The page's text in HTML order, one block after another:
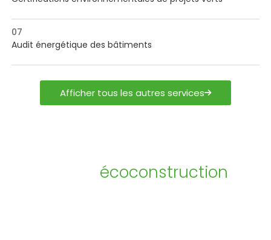
07
Audit énergétique des bâtiments
Afficher tous les autres services
écoconstruction